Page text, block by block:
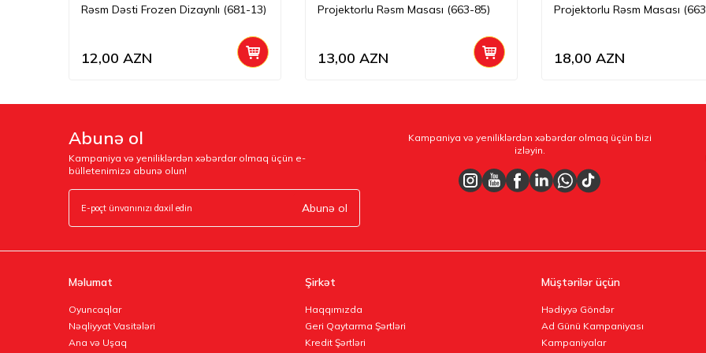
Rəsm Dəsti Frozen Dizaynlı (681-13)
12,00 AZN
Projektorlu Rəsm Masası (663-85)
13,00 AZN
Projektorlu Rəsm Masası
18,00 AZN
Abunə ol
Kampaniya və yeniliklərdən xəbərdar olmaq üçün e-
bülletenimizə abunə olun!
Abunə ol
Kampaniya və yeniliklərdən xəbərdar olmaq üçün bizi
izləyin.
Məlumat
Oyuncaqlar
Nəqliyyat Vasitələri
Ana və Uşaq
Şirkət
Haqqımızda
Geri Qaytarma Şərtləri
Kredit Şərtləri
Müştərilər üçün
Hədiyyə Göndər
Ad Günü Kampaniyası
Kampaniyalar